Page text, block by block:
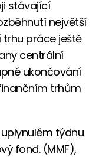
stávající
největší
práce ještě
centrální
ukončování
trhům
týdnu
fond. (MMF),